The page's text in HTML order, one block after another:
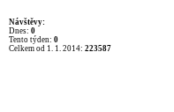
Návštěvy:
Dnes: 0
Tento týden: 0
Celkem od 1. 1. 2014: 223587